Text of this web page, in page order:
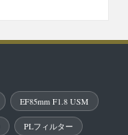
EF85mm F1.8 USM
PLフィルター